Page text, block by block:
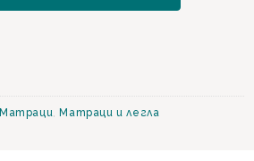
Матраци, Матраци и легла